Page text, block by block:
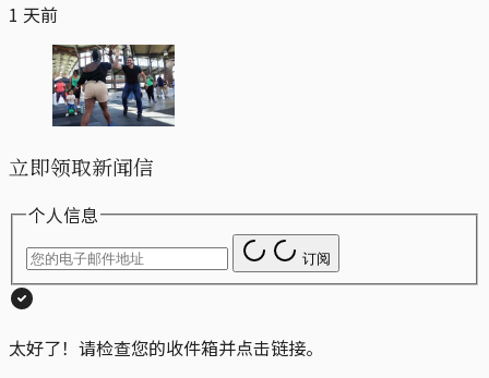
1 天前
立即领取新闻信
个人信息
订阅
太好了！请检查您的收件箱并点击链接。